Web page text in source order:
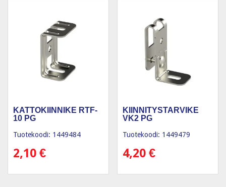
KATTOKIINNIKE RTF-
10 PG
Tuotekoodi: 1449484
2,10 €
KIINNITYSTARVIKE
VK2 PG
Tuotekoodi: 1449479
4,20€